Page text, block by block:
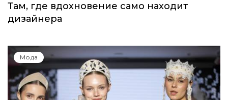
Там, где вдохновение само находит
дизайнера
Мода